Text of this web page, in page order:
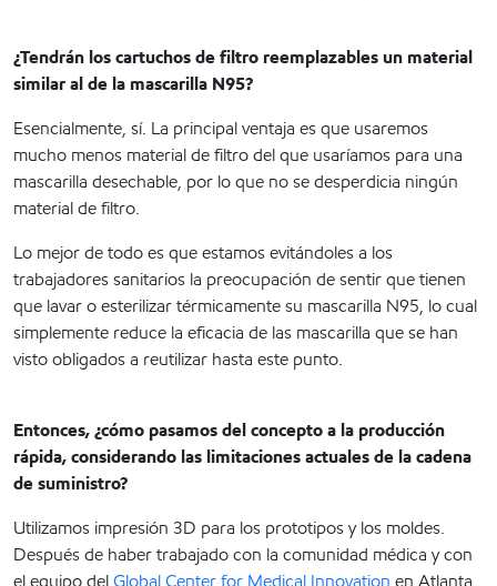
¿Tendrán los cartuchos de filtro reemplazables un material
similar al de la mascarilla N95?
Esencialmente, sí. La principal ventaja es que usaremos
mucho menos material de filtro del que usaríamos para una
mascarilla desechable, por lo que no se desperdicia ningún
material de filtro.
Lo mejor de todo es que estamos evitándoles a los
trabajadores sanitarios la preocupación de sentir que tienen
que lavar o esterilizar térmicamente su mascarilla N95, lo cual
simplemente reduce la eficacia de las mascarilla que se han
visto obligados a reutilizar hasta este punto.
Entonces, ¿cómo pasamos del concepto a la producción
rápida, considerando las limitaciones actuales de la cadena
de suministro?
Utilizamos impresión 3D para los prototipos y los moldes.
Después de haber trabajado con la comunidad médica y con
el equipo delGlobal Center for Medical Innovation en Atlanta